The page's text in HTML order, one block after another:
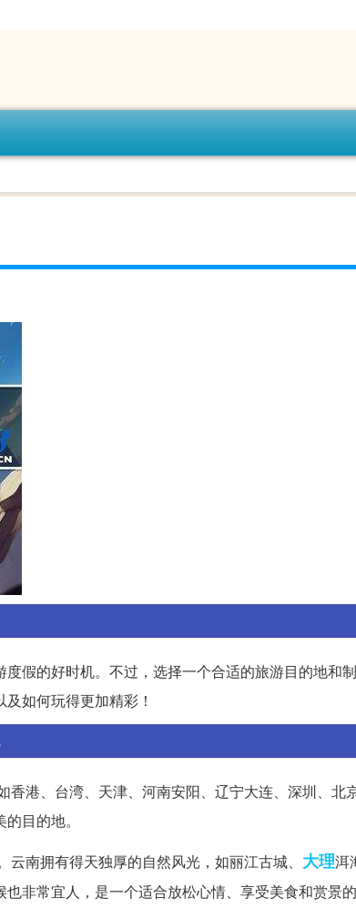
假的好时机。不过，选择一个合适的旅游目的地和
如何玩得更加精彩！
港、台湾、天津、河南安阳、辽宁大连、深圳、北
目的地。
云南拥有得天独厚的自然风光，如丽江古城、 大理洱
非常宜人，是一个适合放松心情、享受美食和赏景的